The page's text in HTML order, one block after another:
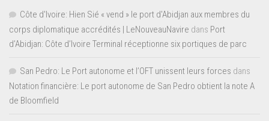
Côte d'Ivoire: Hien Sié « vend » le port d'Abidjan aux membres du
corps diplomatique accrédités | LeNouveauNavire dans Port
d’Abidjan: Côte d’Ivoire Terminal réceptionne six portiques de parc
San Pedro: Le Port autonome et l’OFT unissent leurs forces dans
Notation financière: Le port autonome de San Pedro obtient la note A
de Bloomfield